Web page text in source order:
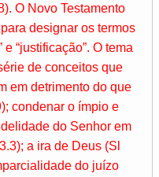
O Novo Testamento
para designar os termos
e “justificação”. O tema
de conceitos que
em detrimento do que
condenar o ímpio e
do Senhor em
a ira de Deus (Sl
do juízo